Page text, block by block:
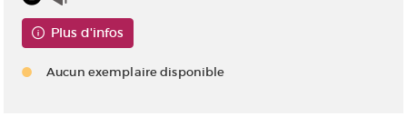
Plus d'infos
Aucun exemplaire disponible